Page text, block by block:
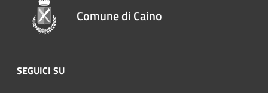
Comune di Caino
SEGUICI SU